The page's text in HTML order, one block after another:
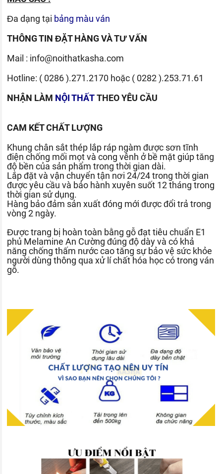
Đa dạng tại bảng màu ván
THÔNG TIN ĐẶT HÀNG VÀ TƯ VẤN
Mail : info@noithatkasha.com
Hotline: ( 0286 ).271.2170 hoặc ( 0282 ).253.71.61
NHẬN LÀM NỘI THẤTTHEO YÊU CẦU
CAM KẾT CHẤT LƯỢNG
Khung chân sắt thép lắp ráp ngàm được sơn tĩnh
điện chống mối mọt và cong vênh ở bề mặt giúp tăng
độ bền của sản phẩm trong thời gian dài.
Lắp đặt và vận chuyển tận nơi 24/24 trong thời gian
được yêu cầu và bảo hành xuyên suốt 12 tháng trong
thời gian sử dụng.
Hàng bảo đảm sản xuất đóng mới được đổi trả trong
vòng 2 ngày.
Được trang bị hoàn toàn bằng gỗ đạt tiêu chuẩn E1
phủ Melamine An Cường đúng độ dày và có khả
năng chống thấm nước cao tăng sự bảo vệ sức khỏe
người dùng thông qua xử lí chất hóa học có trong ván
gỗ.